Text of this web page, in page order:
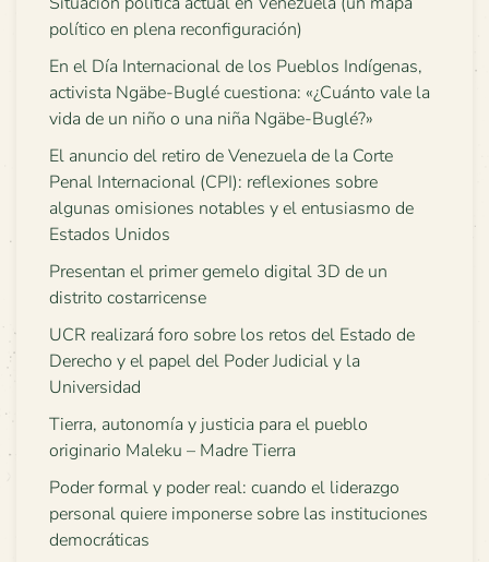
político en plena reconfiguración)
En el Día Internacional de los Pueblos Indígenas,
activista Ngäbe-Buglé cuestiona: «¿Cuánto vale la
vida de un niño o una niña Ngäbe-Buglé?»
El anuncio del retiro de Venezuela de la Corte
Penal Internacional (CPI): reflexiones sobre
algunas omisiones notables y el entusiasmo de
Estados Unidos
Presentan el primer gemelo digital 3D de un
distrito costarricense
UCR realizará foro sobre los retos del Estado de
Derecho y el papel del Poder Judicial y la
Universidad
Tierra, autonomía y justicia para el pueblo
originario Maleku – Madre Tierra
Poder formal y poder real: cuando el liderazgo
personal quiere imponerse sobre las instituciones
democráticas